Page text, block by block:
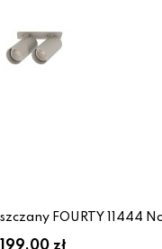
FOURTY 11444